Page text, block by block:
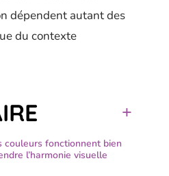
dépendent autant des
du contexte
couleurs fonctionnent bien
l’harmonie visuelle